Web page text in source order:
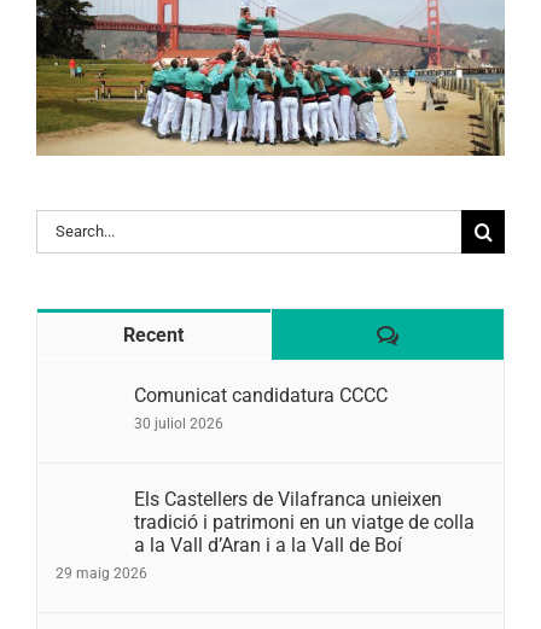
Search
for:
Recent Comentaris
Comunicat candidatura CCCC
30 juliol 2026
Els Castellers de Vilafranca unieixen
tradició i patrimoni en un viatge de colla
a la Vall d’Aran i a la Vall de Boí
29 maig 2026